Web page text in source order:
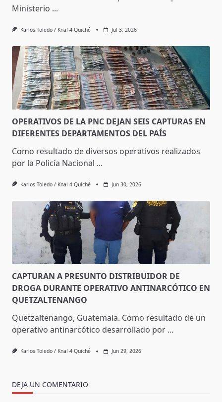
Ministerio ...
Karlos Toledo / Knal 4 Quiché Jul 3, 2026
OPERATIVOS DE LA PNC DEJAN SEIS CAPTURAS EN
DIFERENTES DEPARTAMENTOS DEL PAÍS
Como resultado de diversos operativos realizados
por la Policía Nacional ...
Karlos Toledo / Knal 4 Quiché Jun 30, 2026
CAPTURAN A PRESUNTO DISTRIBUIDOR DE
DROGA DURANTE OPERATIVO ANTINARCÓTICO EN
QUETZALTENANGO
Quetzaltenango, Guatemala. Como resultado de un
operativo antinarcótico desarrollado por ...
Karlos Toledo / Knal 4 Quiché Jun 29, 2026
DEJA UN COMENTARIO